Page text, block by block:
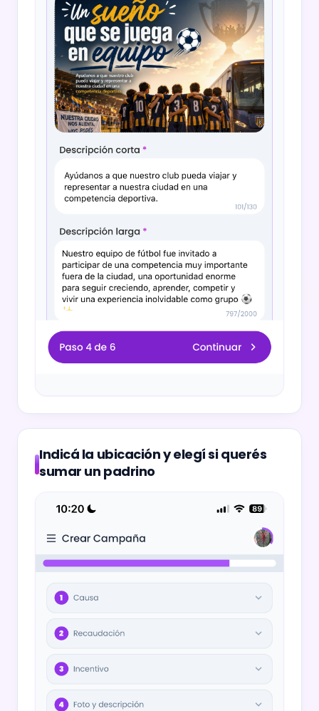
Indicá la ubicación y elegí si querés
sumar un padrino